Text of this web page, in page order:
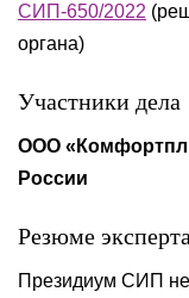
СИП-650/2022
органа)
Участники дела
ООО
России
Резюме эксперта
Президиум СИП не